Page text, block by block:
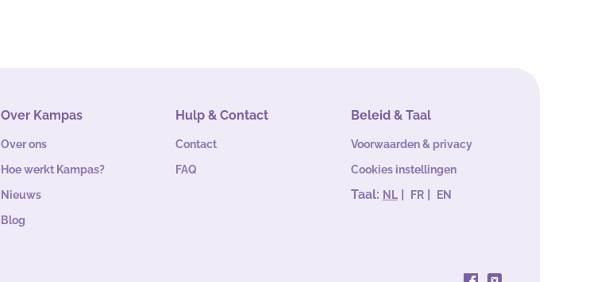
Over Kampas
Over ons
Hoe werkt Kampas?
Nieuws
Blog
Hulp & Contact
Contact
FAQ
Beleid & Taal
Voorwaarden & privacy
Cookies instellingen
Taal: NL | FR | EN